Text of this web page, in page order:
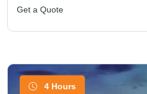
Get a Quote
4 Hours